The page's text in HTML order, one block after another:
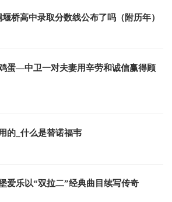
桥高中录取分数线公布了吗（附历年）
蛋—中卫一对夫妻用辛劳和诚信赢得顾
的_什么是替诺福韦
爱乐以“双拉二”经典曲目续写传奇